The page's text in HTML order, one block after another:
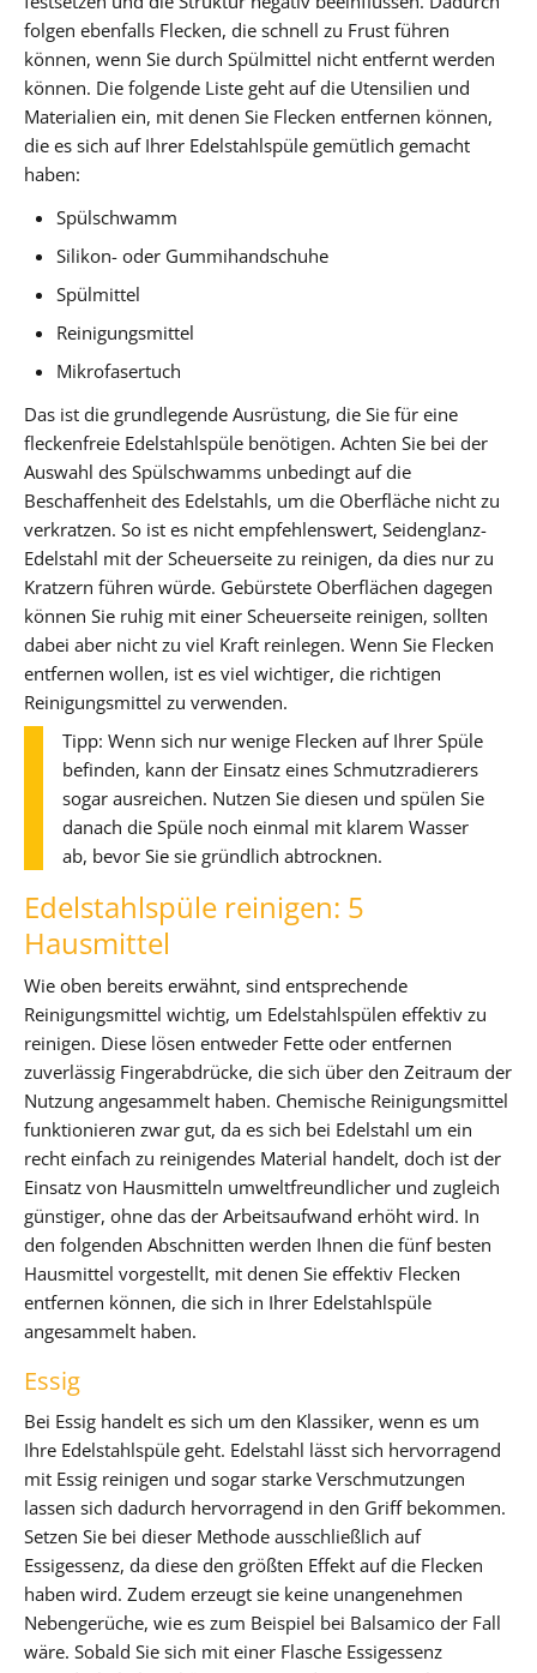
folgen ebenfalls Flecken, die schnell zu Frust führen
können, wenn Sie durch Spülmittel nicht entfernt werden
können. Die folgende Liste geht auf die Utensilien und
Materialien ein, mit denen Sie Flecken entfernen können,
die es sich auf Ihrer Edelstahlspüle gemütlich gemacht
haben:
Spülschwamm
Silikon- oder Gummihandschuhe
Spülmittel
Reinigungsmittel
Mikrofasertuch
Das ist die grundlegende Ausrüstung, die Sie für eine
fleckenfreie Edelstahlspüle benötigen. Achten Sie bei der
Auswahl des Spülschwamms unbedingt auf die
Beschaffenheit des Edelstahls, um die Oberfläche nicht zu
verkratzen. So ist es nicht empfehlenswert, Seidenglanz-
Edelstahl mit der Scheuerseite zu reinigen, da dies nur zu
Kratzern führen würde. Gebürstete Oberflächen dagegen
können Sie ruhig mit einer Scheuerseite reinigen, sollten
dabei aber nicht zu viel Kraft reinlegen. Wenn Sie Flecken
entfernen wollen, ist es viel wichtiger, die richtigen
Reinigungsmittel zu verwenden.
Tipp: Wenn sich nur wenige Flecken auf Ihrer Spüle
befinden, kann der Einsatz eines Schmutzradierers
sogar ausreichen. Nutzen Sie diesen und spülen Sie
danach die Spüle noch einmal mit klarem Wasser
ab, bevor Sie sie gründlich abtrocknen.
Edelstahlspüle reinigen: 5
Hausmittel
Wie oben bereits erwähnt, sind entsprechende
Reinigungsmittel wichtig, um Edelstahlspülen effektiv zu
reinigen. Diese lösen entweder Fette oder entfernen
zuverlässig Fingerabdrücke, die sich über den Zeitraum der
Nutzung angesammelt haben. Chemische Reinigungsmittel
funktionieren zwar gut, da es sich bei Edelstahl um ein
recht einfach zu reinigendes Material handelt, doch ist der
Einsatz von Hausmitteln umweltfreundlicher und zugleich
günstiger, ohne das der Arbeitsaufwand erhöht wird. In
den folgenden Abschnitten werden Ihnen die fünf besten
Hausmittel vorgestellt, mit denen Sie effektiv Flecken
entfernen können, die sich in Ihrer Edelstahlspüle
angesammelt haben.
Essig
Bei Essig handelt es sich um den Klassiker, wenn es um
Ihre Edelstahlspüle geht. Edelstahl lässt sich hervorragend
mit Essig reinigen und sogar starke Verschmutzungen
lassen sich dadurch hervorragend in den Griff bekommen.
Setzen Sie bei dieser Methode ausschließlich auf
Essigessenz, da diese den größten Effekt auf die Flecken
haben wird. Zudem erzeugt sie keine unangenehmen
Nebengerüche, wie es zum Beispiel bei Balsamico der Fall
wäre. Sobald Sie sich mit einer Flasche Essigessenz